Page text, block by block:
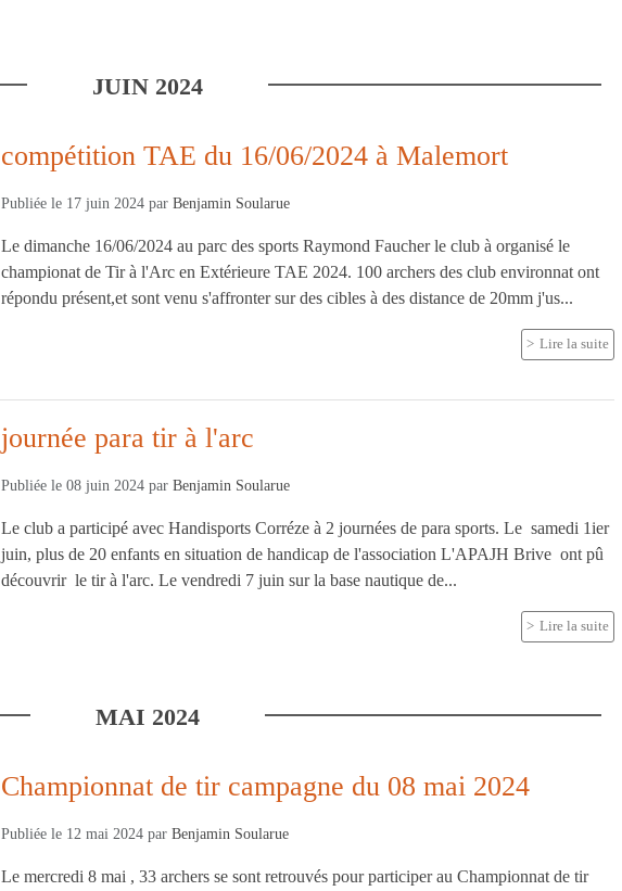
JUIN 2024
compétition TAE du 16/06/2024 à Malemort
Publiée le 17 juin 2024 parBenjamin Soularue
Le dimanche 16/06/2024 au parc des sports Raymond Faucher le club à organisé le
championat de Tir à l'Arc en Extérieure TAE 2024. 100 archers des club environnat ont
répondu présent,et sont venu s'affronter sur des cibles à des distance de 20mm j'us...
Lire la suite
journée para tir à l'arc
Publiée le08 juin 2024 parBenjamin Soularue
Le club a participé avec Handisports Corréze à 2 journées de para sports. Le samedi 1ier
juin, plus de 20 enfants en situation de handicap de l'association L'APAJH Brive ont pû
découvrir le tir à l'arc. Le vendredi 7 juin sur la base nautique de...
Lire la suite
MAI 2024
Championnat de tir campagne du 08 mai 2024
Publiée le 12 mai 2024 parBenjamin Soularue
Le mercredi 8 mai , 33 archers se sont retrouvés pour participer au Championnat de tir